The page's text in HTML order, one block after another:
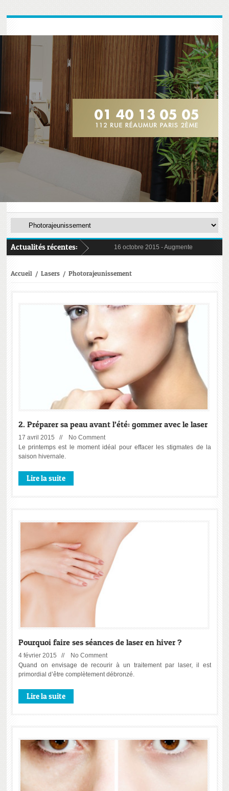
Actualités récentes: 16 octobre 2015 - Augmenter le volume
5 juin 2015 -Et si vous passiez l’été sans
Accueil /Lasers /Photorajeunissement
2. Préparer sa peau avant l’été: gommer avec le laser
17 avril 2015 //
No Comment
Le printemps est le moment idéal pour effacer les stigmates de la
saison hivernale.
Lire la suite
Pourquoi faire ses séances de laser en hiver ?
4 février 2015 //
No Comment
Quand on envisage de recourir à un traitement par laser, il est
primordial d’être complètement débronzé.
Lire la suite